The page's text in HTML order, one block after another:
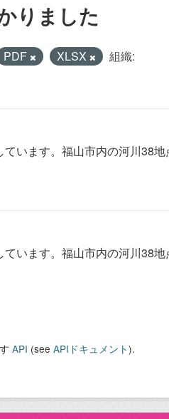
りました
PDF XLSX
組織:
います。福山市内の河川38
います。福山市内の河川38
API (see APIドキュメント).